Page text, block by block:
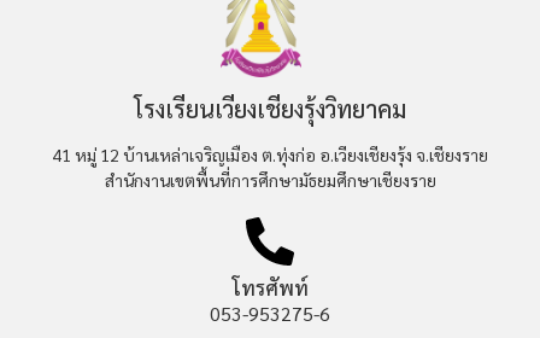
โรงเรียนเวียงเชียงรุ้งวิทยาคม
41 หมู่ 12 บ้านเหล่าเจริญเมือง ต.ทุ่งก่อ อ.เวียงเชียงรุ้ง จ.เชียงราย
สำนักงานเขตพื้นที่การศึกษามัธยมศึกษาเชียงราย
โทรศัพท์
053-953275-6